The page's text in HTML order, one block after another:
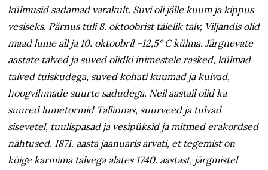
külmusid sadamad varakult. Suvi oli jälle kuum ja kippus
vesiseks. Pärnus tuli 8. oktoobrist täielik talv, Viljandis olid
maad lume all ja 10. oktoobril –12,5° C külma. Järgnevate
aastate talved ja suved olidki inimestele rasked, külmad
talved tuiskudega, suved kohati kuumad ja kuivad,
hoogvihmade suurte sadudega. Neil aastail olid ka
suured lumetormid Tallinnas, suurveed ja tulvad
sisevetel, tuulispasad ja vesipüksid ja mitmed erakordsed
nähtused. 1871. aasta jaanuaris arvati, et tegemist on
kõige karmima talvega alates 1740. aastast, järgmistel